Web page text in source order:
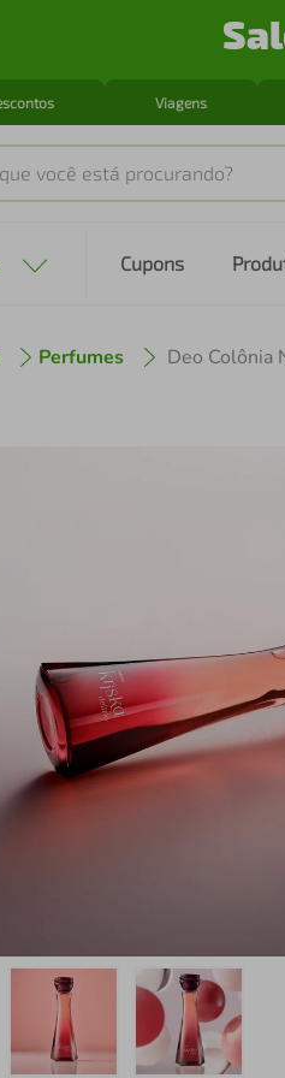
Viagens
você está procurando?
Cupons
Perfumes Deo Colônia